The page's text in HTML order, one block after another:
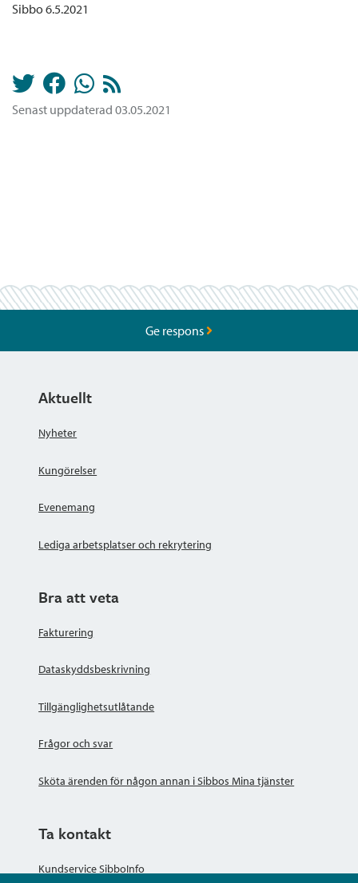
Sibbo 6.5.2021
Senast uppdaterad 03.05.2021
Ge respons
Aktuellt
Nyheter
Kungörelser
Evenemang
Lediga arbetsplatser och rekrytering
Bra att veta
Fakturering
Dataskyddsbeskrivning
Tillgänglighetsutlåtande
Frågor och svar
Sköta ärenden för någon annan i Sibbos Mina tjänster
Ta kontakt
Kundservice SibboInfo